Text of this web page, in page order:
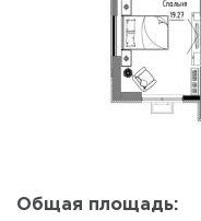
Общая площадь: